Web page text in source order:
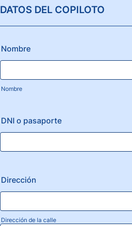
DATOS DEL COPILOTO
Nombre
Nombre
DNI o pasaporte
Dirección
Dirección de la calle